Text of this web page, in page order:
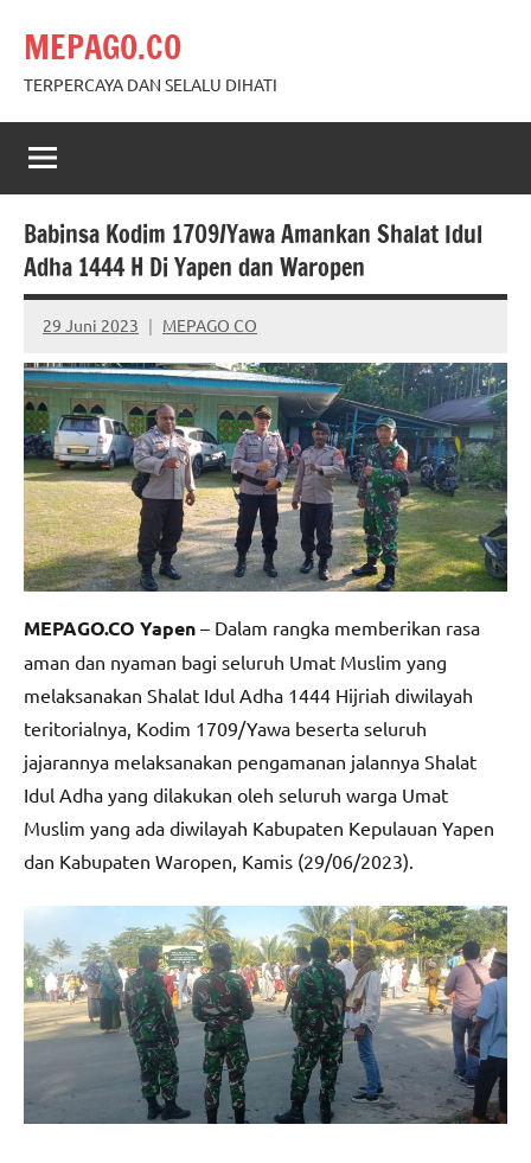
content
MEPAGO.CO
TERPERCAYA DAN SELALU DIHATI
Babinsa Kodim 1709/Yawa Amankan Shalat Idul
Adha 1444 H Di Yapen dan Waropen
29 Juni 2023 MEPAGO CO
No
comments
MEPAGO.CO Yapen – Dalam rangka memberikan rasa
aman dan nyaman bagi seluruh Umat Muslim yang
melaksanakan Shalat Idul Adha 1444 Hijriah diwilayah
teritorialnya, Kodim 1709/Yawa beserta seluruh
jajarannya melaksanakan pengamanan jalannya Shalat
Idul Adha yang dilakukan oleh seluruh warga Umat
Muslim yang ada diwilayah Kabupaten Kepulauan Yapen
dan Kabupaten Waropen, Kamis (29/06/2023).